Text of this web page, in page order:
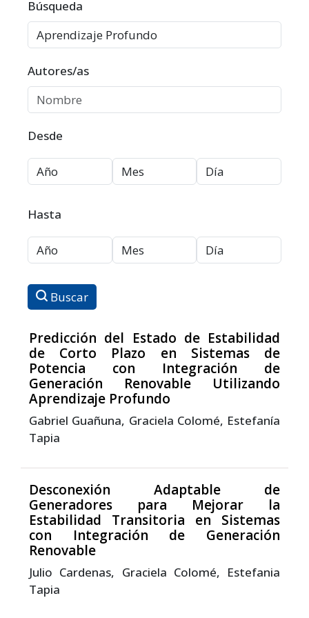
Filtros avanzados
Búsqueda
Autores/as
Desde
Hasta
Buscar
Predicción del Estado de Estabilidad
de Corto Plazo en Sistemas de
Potencia con Integración de
Generación Renovable Utilizando
Aprendizaje Profundo
Gabriel Guañuna, Graciela Colomé, Estefanía
Tapia
Desconexión Adaptable de
Generadores para Mejorar la
Estabilidad Transitoria en Sistemas
con Integración de Generación
Renovable
Julio Cardenas, Graciela Colomé, Estefania
Tapia